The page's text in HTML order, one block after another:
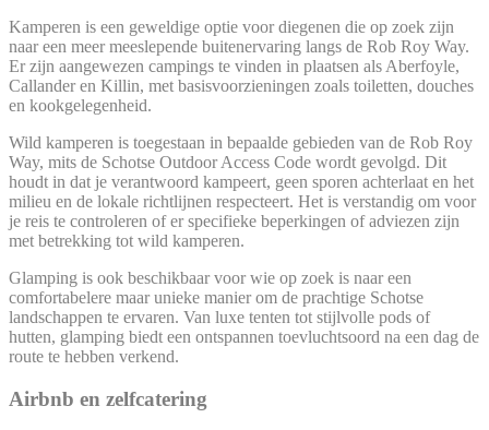
Kamperen is een geweldige optie voor diegenen die op zoek zijn
naar een meer meeslepende buitenervaring langs de Rob Roy Way.
Er zijn aangewezen campings te vinden in plaatsen als Aberfoyle,
Callander en Killin, met basisvoorzieningen zoals toiletten, douches
en kookgelegenheid.
Wild kamperen is toegestaan in bepaalde gebieden van de Rob Roy
Way, mits de Schotse Outdoor Access Code wordt gevolgd. Dit
houdt in dat je verantwoord kampeert, geen sporen achterlaat en het
milieu en de lokale richtlijnen respecteert. Het is verstandig om voor
je reis te controleren of er specifieke beperkingen of adviezen zijn
met betrekking tot wild kamperen.
Glamping is ook beschikbaar voor wie op zoek is naar een
comfortabelere maar unieke manier om de prachtige Schotse
landschappen te ervaren. Van luxe tenten tot stijlvolle pods of
hutten, glamping biedt een ontspannen toevluchtsoord na een dag de
route te hebben verkend.
Airbnb en zelfcatering